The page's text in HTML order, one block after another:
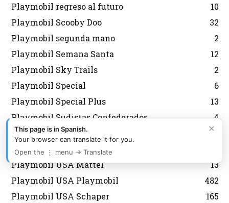
Playmobil regreso al futuro
10
Playmobil Scooby Doo
32
Playmobil segunda mano
2
Playmobil Semana Santa
12
Playmobil Sky Trails
2
Playmobil Special
6
Playmobil Special Plus
13
Playmobil Sudistas Confederados
4
Playmobil the movie
12
Playmobil USA
Playmobil USA Mattel
13
Playmobil USA Playmobil
482
Playmobil USA Schaper
165
×
This page is in Spanish.
Your browser can translate it for you.
Open the ⋮ menu → Translate